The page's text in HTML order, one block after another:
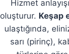
Hizmet
oluşturur. Keşap
ulaştığında,
sarı (pirinç),